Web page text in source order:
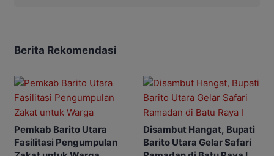
Berita Rekomendasi
Pemkab Barito Utara
Fasilitasi Pengumpulan
Disambut Hangat, Bupati
Barito Utara Gelar Safari